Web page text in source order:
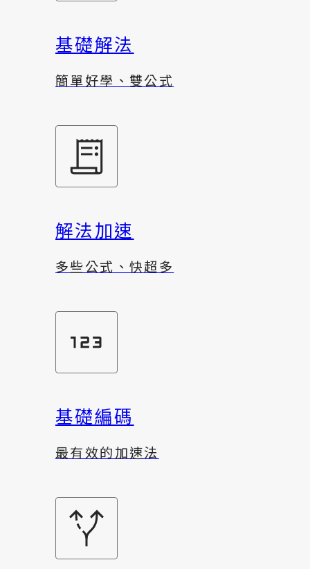
基礎解法
簡單好學、雙公式
解法加速
多些公式、快超多
基礎編碼
最有效的加速法